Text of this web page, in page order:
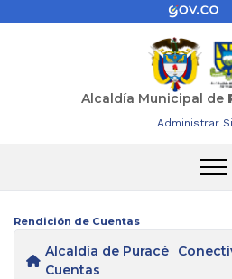
Alcaldía Municipal de
Administrar
Rendición de Cuentas
Alcaldía de Puracé
Cuentas